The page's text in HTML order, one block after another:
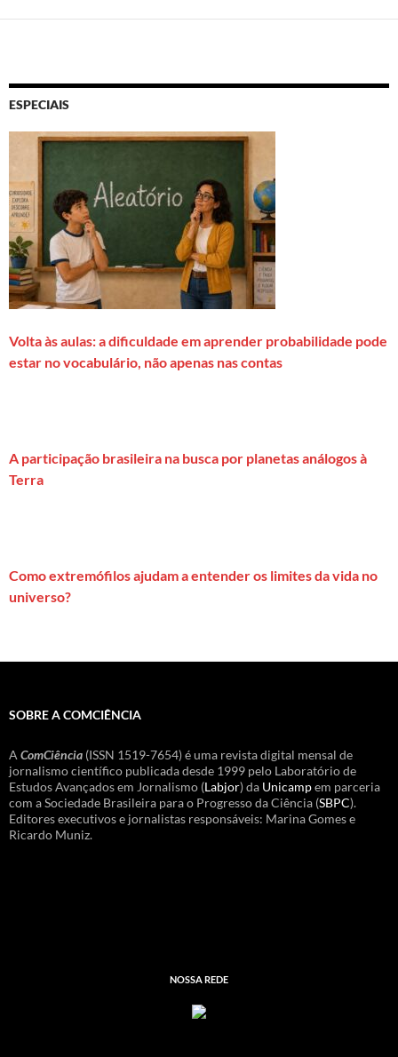
ESPECIAIS
Volta às aulas: a dificuldade em aprender probabilidade pode
estar no vocabulário, não apenas nas contas
A participação brasileira na busca por planetas análogos à
Terra
Como extremófilos ajudam a entender os limites da vida no
universo?
SOBRE A COMCIÊNCIA
A ComCiência (ISSN 1519-7654) é uma revista digital mensal de
jornalismo científico publicada desde 1999 pelo Laboratório de
Estudos Avançados em Jornalismo (Labjor) da Unicampem parceria
com a Sociedade Brasileira para o Progresso da Ciência (SBPC).
Editores executivos e jornalistas responsáveis: Marina Gomes e
Ricardo Muniz.
NOSSA REDE